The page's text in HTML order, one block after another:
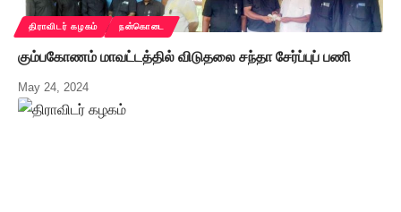
திராவிடர் கழகம் நன்கொடை
கும்பகோணம் மாவட்டத்தில் விடுதலை சந்தா சேர்ப்புப் பணி
May 24, 2024